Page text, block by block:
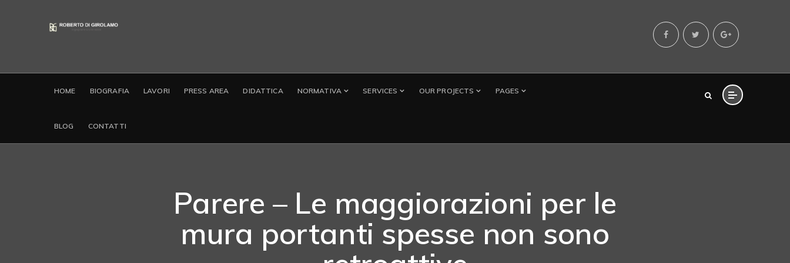
HOME BIOGRAFIA LAVORI PRESS AREA DIDATTICA NORMATIVA SERVICES OUR PROJECTS PAGES
BLOG CONTATTI
Parere – Le maggiorazioni per le
mura portanti spesse non sono